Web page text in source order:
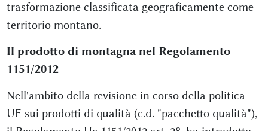
trasformazione classificata geograficamente come
territorio montano.
Il prodotto di montagna nel Regolamento
1151/2012
Nell'ambito della revisione in corso della politica
UE sui prodotti di qualità (c.d. "pacchetto qualità"),